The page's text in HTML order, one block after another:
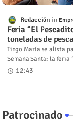
Redacción
Feria “El
toneladas de
Tingo María se alista
Semana Santa: la feria
12:43
Patrocinado